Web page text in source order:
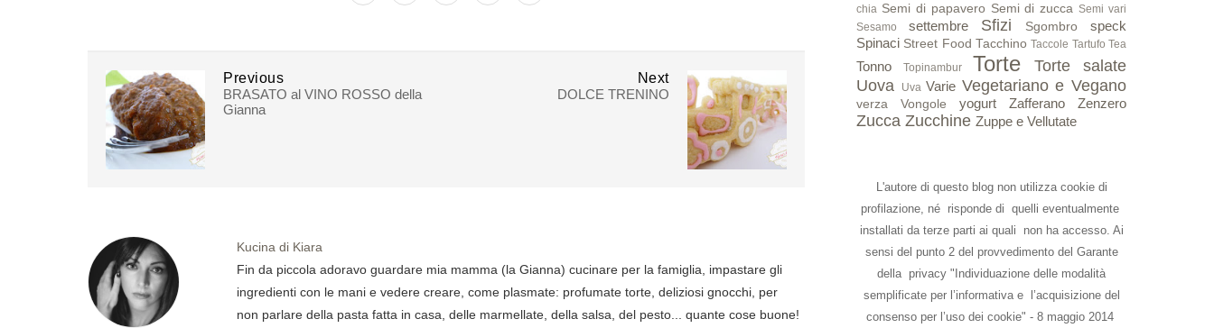
Next
DOLCE TRENINO
Previous
BRASATO al VINO ROSSO della
Gianna
Kucina di Kiara
Fin da piccola adoravo guardare mia mamma (la Gianna) cucinare per la famiglia, impastare gli
ingredienti con le mani e vedere creare, come plasmate: profumate torte, deliziosi gnocchi, per
non parlare della pasta fatta in casa, delle marmellate, della salsa, del pesto... quante cose buone!
chia Semi di papavero Semi di zucca Semi vari
Sesamo
settembre Sfizi Sgombro
speck
Spinaci Street Food Tacchino Taccole Tartufo Tea
Tonno Topinambur Torte
Torte salate
Uova
Uva Varie Vegetariano e Vegano
verza Vongole yogurt Zafferano Zenzero
Zucca Zucchine Zuppe e Vellutate
L'autore di questo blog non utilizza cookie di
profilazione, né risponde di quelli eventualmente
installati da terze parti ai quali non ha accesso. Ai
sensi del punto 2 del provvedimento del Garante
della privacy "Individuazione delle modalità
semplificate per l’informativa e l’acquisizione del
consenso per l’uso dei cookie" - 8 maggio 2014